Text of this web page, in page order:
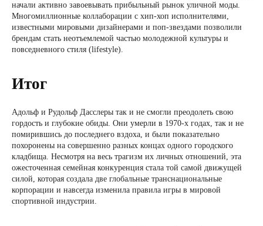
начали активно завоевывать прибыльный рынок уличной моды.
Многомиллионные коллаборации с хип-хоп исполнителями,
известными мировыми дизайнерами и поп-звездами позволили
брендам стать неотъемлемой частью молодежной культуры и
повседневного стиля (lifestyle).
Итог
Адольф и Рудольф Дасслеры так и не смогли преодолеть свою
гордость и глубокие обиды. Они умерли в 1970-х годах, так и не
помирившись до последнего вздоха, и были показательно
похоронены на совершенно разных концах одного городского
кладбища. Несмотря на весь трагизм их личных отношений, эта
ожесточенная семейная конкуренция стала той самой движущей
силой, которая создала две глобальные транснациональные
корпорации и навсегда изменила правила игры в мировой
спортивной индустрии.